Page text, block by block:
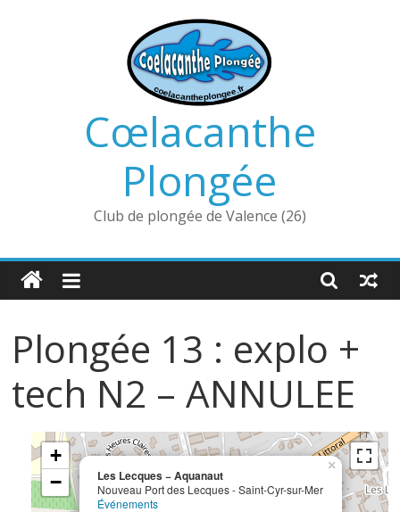
Cœlacanthe
Plongée
Club de plongée de Valence (26)
Plongée 13 : explo +
tech N2 – ANNULEE
Les Lecques − Aquanaut
Nouveau Port des Lecques - Saint-Cyr-sur-Mer
Événements
×
+
−